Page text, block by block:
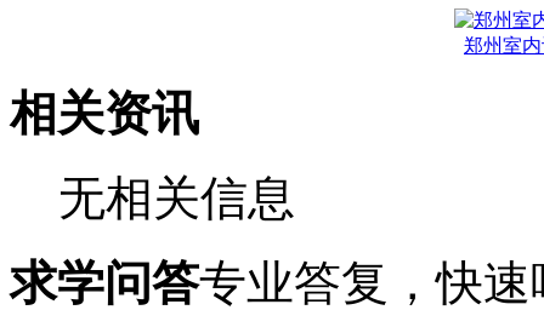
郑州室
相关资讯
无相关信息
求学问答专业答复，快速